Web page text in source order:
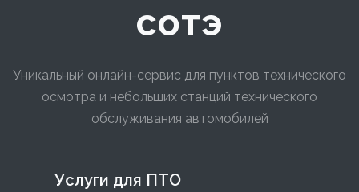
сотэ
Уникальный онлайн-сервис для пунктов технического
осмотра и небольших станций технического
обслуживания автомобилей
Услуги для ПТО